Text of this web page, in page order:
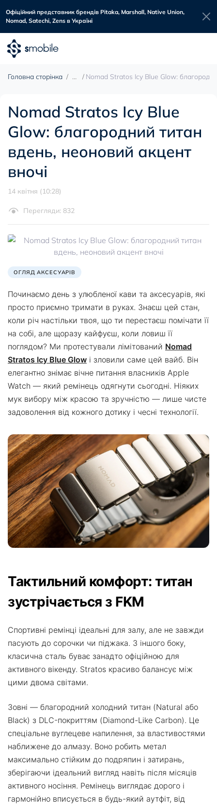
Офіційний представник брендів Pitaka, Marshall, Native Union,
Nomad, Satechi, Zens в Україні
Головна сторінка Nomad Stratos Icy Blue Glow:
Nomad Stratos Icy Blue
Glow: благородний титан
вдень, неоновий акцент
вночі
14 квітня (10:28)
Перегляди: 832
ОГЛЯД АКСЕСУАРІВ
Починаємо день з улюбленої кави та аксесуарів, які
просто приємно тримати в руках. Знаєш цей стан,
коли річ настільки твоя, що ти перестаєш помічати її
на собі, але щоразу кайфуєш, коли ловиш її
поглядом? Ми протестували лімітований Nomad
Stratos Icy Blue Glow і зловили саме цей вайб. Він
елегантно знімає вічне питання власників Apple
Watch — який ремінець одягнути сьогодні. Ніяких
мук вибору між красою та зручністю — лише чисте
задоволення від кожного дотику і чесні технології.
Тактильний комфорт: титан
зустрічається з FKM
Спортивні ремінці ідеальні для залу, але не завжди
пасують до сорочки чи піджака. З іншого боку,
класична сталь буває занадто офіційною для
активного вікенду. Stratos красиво балансує між
цими двома світами.
Зовні — благородний холодний титан (Natural або
Black) з DLC-покриттям (Diamond-Like Carbon). Це
спеціальне вуглецеве напилення, за властивостями
наближене до алмазу. Воно робить метал
максимально стійким до подряпин і затирань,
зберігаючи ідеальний вигляд навіть після місяців
активного носіння. Ремінець виглядає дорого і
гармонійно вписується в будь-який аутфіт, від